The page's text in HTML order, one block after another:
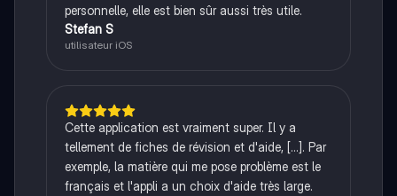
personnelle, elle est bien sûr aussi très utile.
Stefan S
utilisateur iOS
Cette application est vraiment super. Il y a
tellement de fiches de révision et d'aide, [...]. Par
exemple, la matière qui me pose problème est le
français et l'appli a un choix d'aide très large.